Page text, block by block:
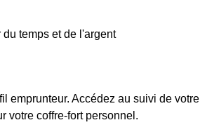
temps et de l'argent
emprunteur. Accédez au suivi de votre
votre coffre-fort personnel.